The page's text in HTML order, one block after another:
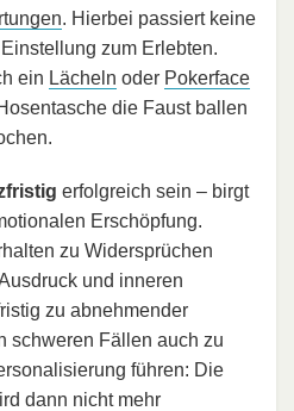
. Hierbei passiert keine
zum Erlebten.
ein Lächeln oder Pokerface
die Faust ballen
erfolgreich sein – birgt
Erschöpfung.
zu Widersprüchen
und inneren
zu abnehmender
schweren Fällen auch zu
führen: Die
dann nicht mehr